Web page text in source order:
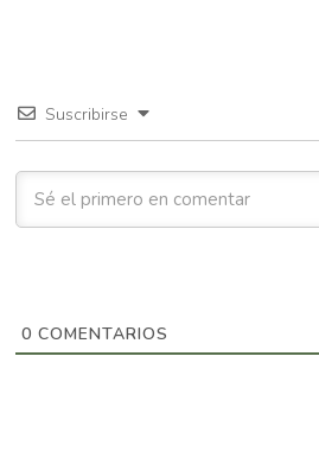
Suscribirse
0 COMENTARIOS